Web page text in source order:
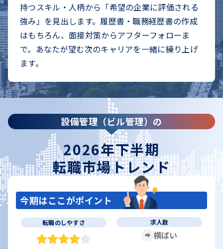
持つスキル・人柄から「希望の企業に評価される
強み」を見出します。履歴書・職務経歴書の作成
はもちろん、面接対策からアフターフォローま
で。あなたが望む次のキャリアを一緒に練り上げ
ます。
設備管理（ビル管理）の
2026年下半期
転職市場トレンド
今期はここがポイント
転職のしやすさ 求人数
横ばい